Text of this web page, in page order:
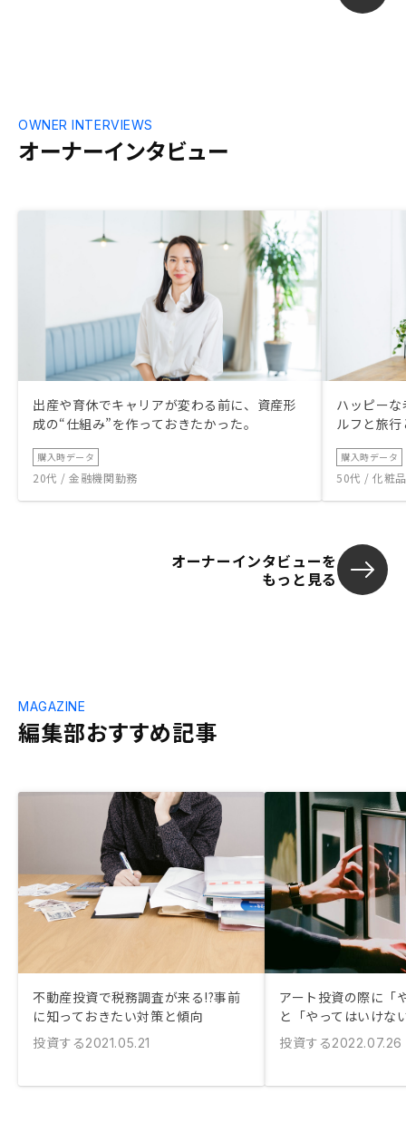
オーナーインタビュー
OWNER INTERVIEWS
出産や育休でキャリアが変わる前に、資産形
成の“仕組み”を作っておきたかった。
購入時データ
20代 / 金融機関勤務
ハッピー
ルフと旅
購入時データ
50代 / 化粧
オーナーインタビューを
もっと見る
編集部おすすめ記事
MAGAZINE
不動産投資で税務調査が来る!?事前
に知っておきたい対策と傾向
投資する2021.05.21
アート投資の際に「
と「やってはいけな
投資する2022.07.26